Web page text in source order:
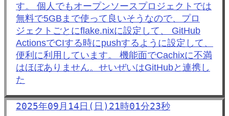
す。 個人でもオープンソースプロジェクトでは
無料で5GBまで使って良いそうなので、プロ
ジェクトごとにflake.nixに設定して、 GitHub
ActionsでCIする時にpushするように設定して、
便利に利用しています。 機能面でCachixに不満
はほぼありません。せいぜいはGitHubと連携し
た
2025年09月14日(日)21時01分23秒